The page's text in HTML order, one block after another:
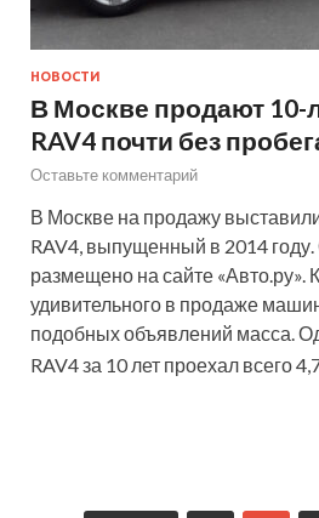
НОВОСТИ
В Москве продают 10-
RAV4 почти без
Оставьте комментарий
В Москве на продажу
RAV4, выпущенный в 2014
размещено на сайте «Авто.ру».
удивительного в продаже
подобных объявлений масса.
RAV4 за 10 лет проехал всего